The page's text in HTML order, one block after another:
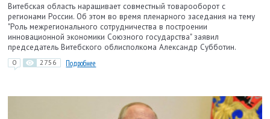
Витебская область наращивает совместный товарооборот с
регионами России. Об этом во время пленарного заседания на тему
"Роль межрегионального сотрудничества в построении
инновационной экономики Союзного государства" заявил
председатель Витебского облисполкома Александр Субботин.
0 2756 Подробнее